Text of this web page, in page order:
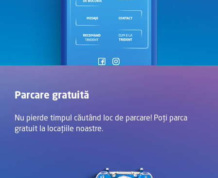
Parcare gratuită
Nu pierde timpul căutând loc de parcare! Poți parca
gratuit la locațiile noastre.